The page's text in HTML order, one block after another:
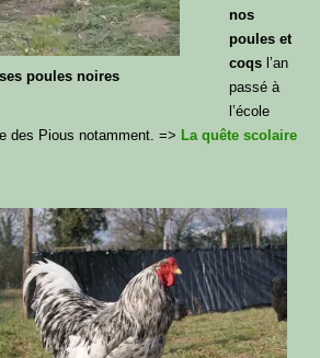
poules noires
nos
poules et
coqs l’an
passé à
l’école
des Pious notamment. => La quête scolaire